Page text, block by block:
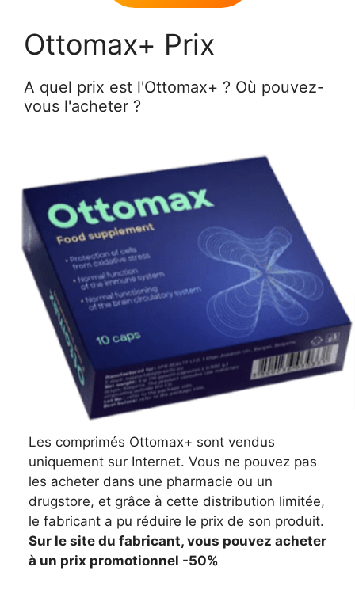
Ottomax+ Prix
A quel prix est l'Ottomax+ ? Où pouvez-
vous l'acheter ?
Les comprimés Ottomax+ sont vendus
uniquement sur Internet. Vous ne pouvez pas
les acheter dans une pharmacie ou un
drugstore, et grâce à cette distribution limitée,
le fabricant a pu réduire le prix de son produit.
Sur le site du fabricant, vous pouvez acheter
à un prix promotionnel -50%